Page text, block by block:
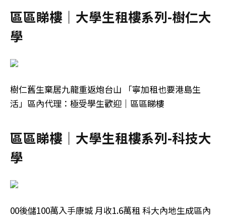
區區睇樓｜大學生租樓系列-樹仁大
學
樹仁舊生棄居九龍重返炮台山 「寧加租也要港島生
活」區內代理：極受學生歡迎｜區區睇樓
區區睇樓｜大學生租樓系列-科技大
學
00後儲100萬入手康城 月收1.6萬租 科大內地生成區內